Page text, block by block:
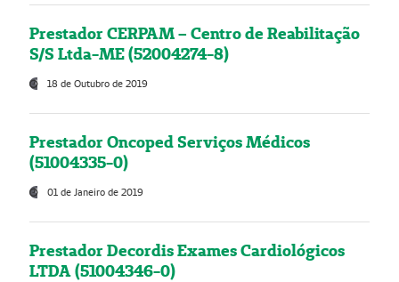
Prestador CERPAM – Centro de Reabilitação
S/S Ltda-ME (52004274-8)
18 de Outubro de 2019
Prestador Oncoped Serviços Médicos
(51004335-0)
01 de Janeiro de 2019
Prestador Decordis Exames Cardiológicos
LTDA (51004346-0)